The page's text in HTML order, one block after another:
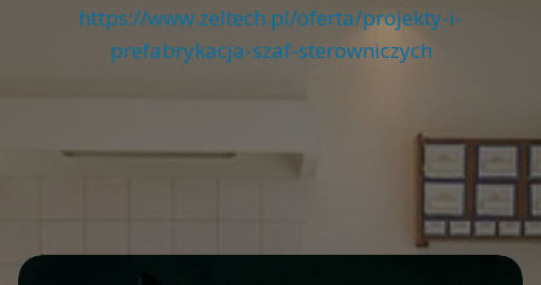
https://www.zeltech.pl/oferta/projekty-i-
prefabrykacja-szaf-sterowniczych